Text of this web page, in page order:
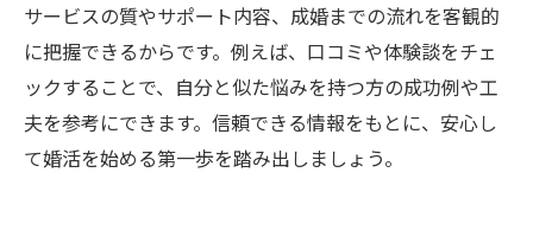
サポート体制が充実した相談所の魅力
埼玉で安心して婚活を始める方法
アプリとの違いを理解し自分に合う選択を
口コミや体験談から学ぶ婚活成功事例
サービスの質やサポート内容、成婚までの流れを客観的
に把握できるからです。例えば、口コミや体験談をチェ
ックすることで、自分と似た悩みを持つ方の成功例や工
夫を参考にできます。信頼できる情報をもとに、安心し
て婚活を始める第一歩を踏み出しましょう。